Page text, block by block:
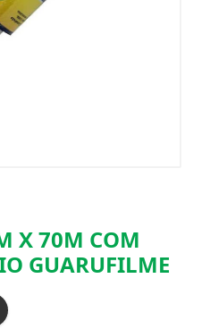
X 70M COM
GUARUFILME